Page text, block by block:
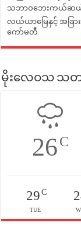
သဘာဝဘေးကယ်ဆယ်ရ
လယ်ယာမြေနှင့် အခြား
ကော်မတီ
မိုးလေဝသ သတင်
26C
29C
TUE